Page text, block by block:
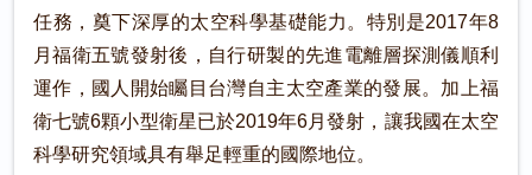
任務，奠下深厚的太空科學基礎能力。特別是2017年8
月福衛五號發射後，自行研製的先進電離層探測儀順利
運作，國人開始矚目台灣自主太空產業的發展。加上福
衛七號6顆小型衛星已於2019年6月發射，讓我國在太空
科學研究領域具有舉足輕重的國際地位。